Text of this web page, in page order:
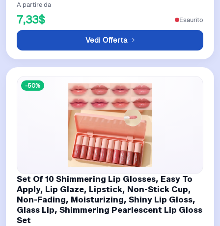
A partire da
7,33$
Vedi Offerta
Esaurito
-50%
Set Of 10 Shimmering Lip Glosses, Easy To
Apply, Lip Glaze, Lipstick, Non-Stick Cup,
Non-Fading, Moisturizing, Shiny Lip Gloss,
Glass Lip, Shimmering Pearlescent Lip Gloss
Set